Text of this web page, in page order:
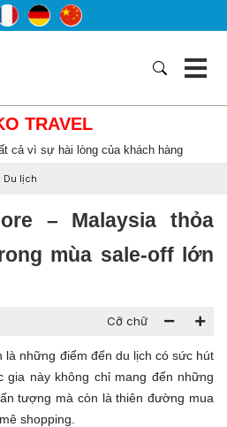
TRAVEL
cả vì sự hài lòng của khách hàng
Du lịch
– Malaysia thỏa
mùa sale-off lớn
Cỡ chữ
là những điểm đến du lịch có sức hút
gia này không chỉ mang đến những
tượng mà còn là thiên đường mua
shopping.